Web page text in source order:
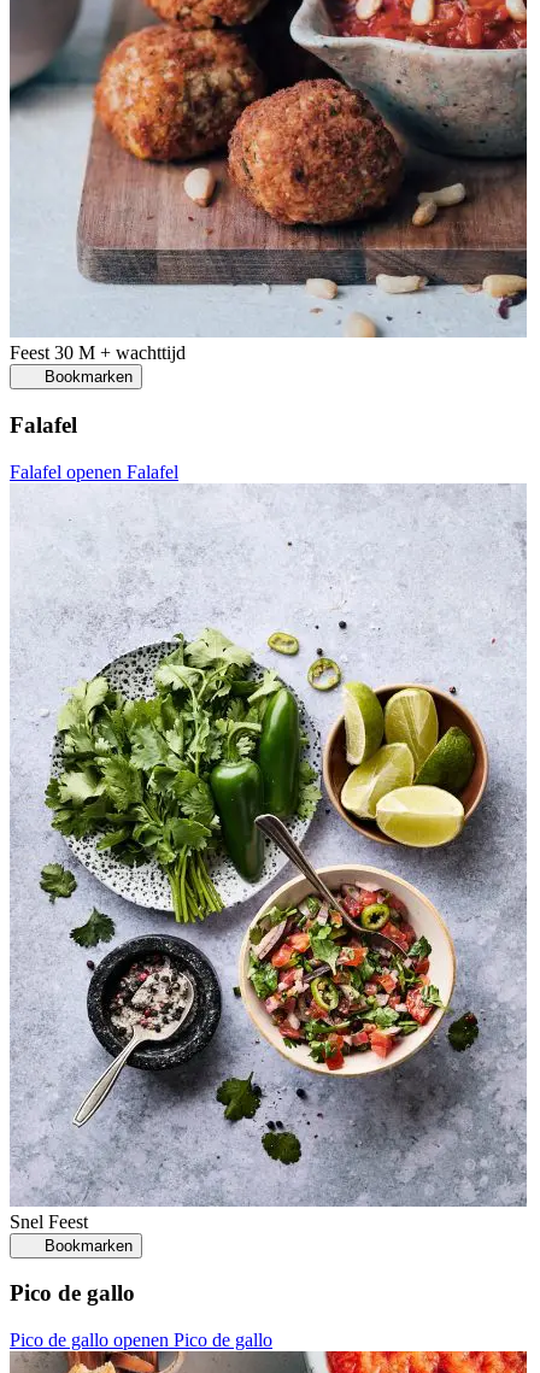
Feest 30 M + wachttijd
Bookmarken
Falafel
Falafel openen Falafel
Snel Feest
Bookmarken
Pico de gallo
Pico de gallo openen Pico de gallo